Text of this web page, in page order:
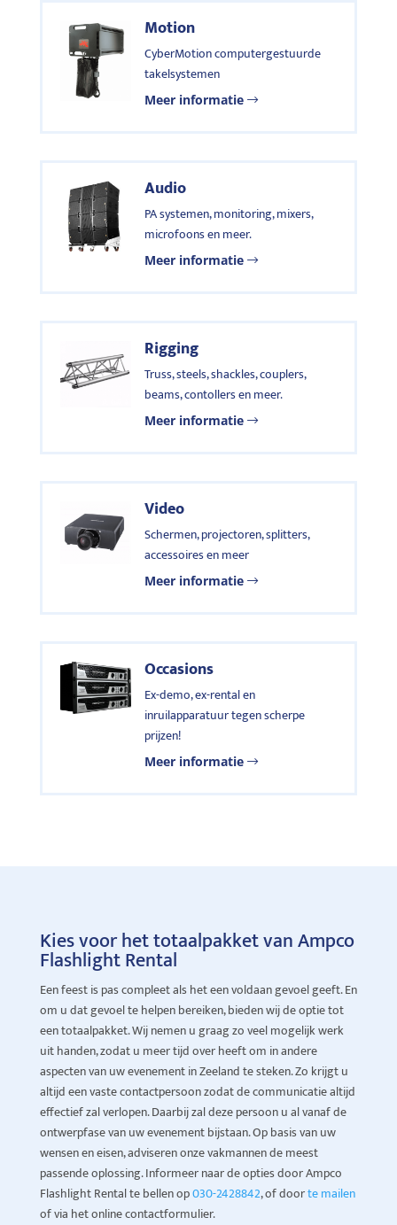
Motion
CyberMotion computergestuurde
takelsystemen
Meer informatie
Audio
PA systemen, monitoring, mixers,
microfoons en meer.
Meer informatie
Rigging
Truss, steels, shackles, couplers,
beams, contollers en meer.
Meer informatie
Video
Schermen, projectoren, splitters,
accessoires en meer
Meer informatie
Occasions
Ex-demo, ex-rental en
inruilapparatuur tegen scherpe
prijzen!
Meer informatie
Kies voor het totaalpakket van Ampco
Flashlight Rental
Een feest is pas compleet als het een voldaan gevoel geeft. En
om u dat gevoel te helpen bereiken, bieden wij de optie tot
een totaalpakket. Wij nemen u graag zo veel mogelijk werk
uit handen, zodat u meer tijd over heeft om in andere
aspecten van uw evenement in Zeeland te steken. Zo krijgt u
altijd een vaste contactpersoon zodat de communicatie altijd
effectief zal verlopen. Daarbij zal deze persoon u al vanaf de
ontwerpfase van uw evenement bijstaan. Op basis van uw
wensen en eisen, adviseren onze vakmannen de meest
passende oplossing. Informeer naar de opties door Ampco
Flashlight Rental te bellen op030-2428842, of doorte mailen
of via het online contactformulier.